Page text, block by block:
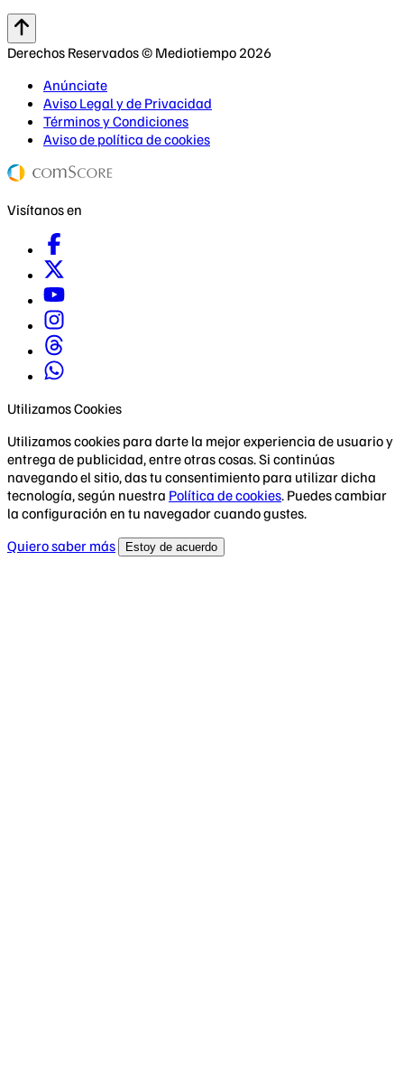
Derechos Reservados © Mediotiempo 2026
Anúnciate
Aviso Legal y de Privacidad
Términos y Condiciones
Aviso de política de cookies
Visítanos en
Utilizamos Cookies
Utilizamos cookies para darte la mejor experiencia de usuario y
entrega de publicidad, entre otras cosas. Si continúas
navegando el sitio, das tu consentimiento para utilizar dicha
tecnología, según nuestra Política de cookies. Puedes cambiar
la configuración en tu navegador cuando gustes.
Quiero saber más
Estoy de acuerdo